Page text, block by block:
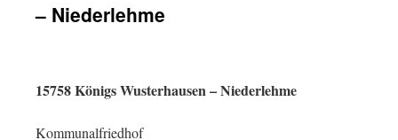
– Niederlehme
15758 Königs Wusterhausen – Niederlehme
Kommunalfriedhof